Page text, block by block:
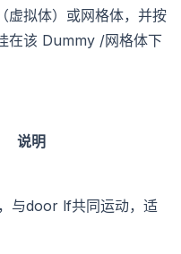
虚拟体）或网格体，并按
在该 Dummy /网格体下
说明
与door lf共同运动，适